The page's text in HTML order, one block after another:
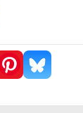
ガバースBL。